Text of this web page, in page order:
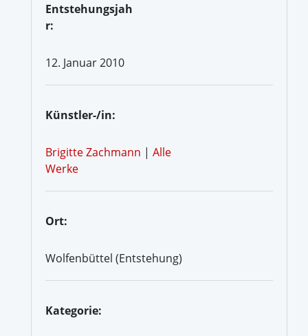
Entstehungsjah
r:
12. Januar 2010
Künstler-/in:
Brigitte Zachmann | Alle
Werke
Ort:
Wolfenbüttel (Entstehung)
Kategorie: